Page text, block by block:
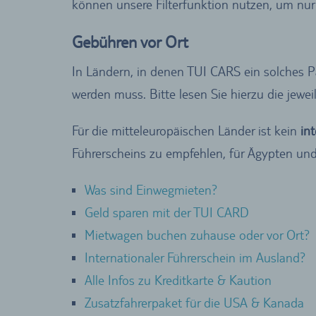
können unsere Filterfunktion nutzen, um
Gebühren vor Ort
In Ländern, in denen TUI CARS ein
werden muss. Bitte lesen Sie hierzu die
Für die mitteleuropäischen Länder ist kein
Führerscheins zu empfehlen, für Ägypten
Was sind Einwegmieten?
Geld sparen mit der TUI CARD
Mietwagen buchen zuhause oder vor Ort?
Internationaler Führerschein im Ausland?
Alle Infos zu Kreditkarte & Kaution
Zusatzfahrerpaket für die USA & Kanada